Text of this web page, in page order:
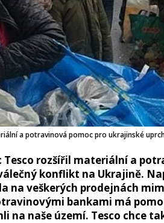
a potravinová pomoc pro ukrajinské
Tesco rozšířil materiální a
konflikt na Ukrajině.
na veškerých prodejnách
bankami má
na naše území. Tesco chce